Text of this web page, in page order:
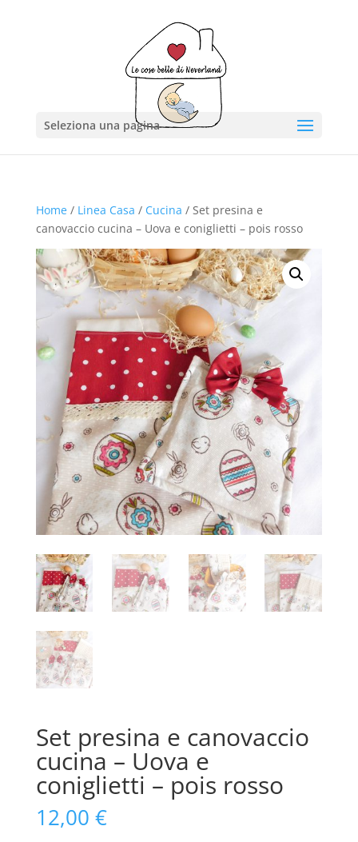
Seleziona una pagina
Home/ Linea Casa / Cucina / Set presina e
canovaccio cucina – Uova e coniglietti – pois rosso
Set presina e canovaccio
cucina – Uova e
coniglietti – pois rosso
12,00 €